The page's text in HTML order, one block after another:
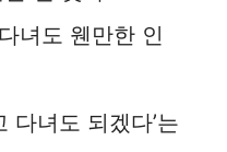
녀도 웬만한 인
다녀도 되겠다’는